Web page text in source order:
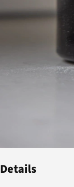
Details